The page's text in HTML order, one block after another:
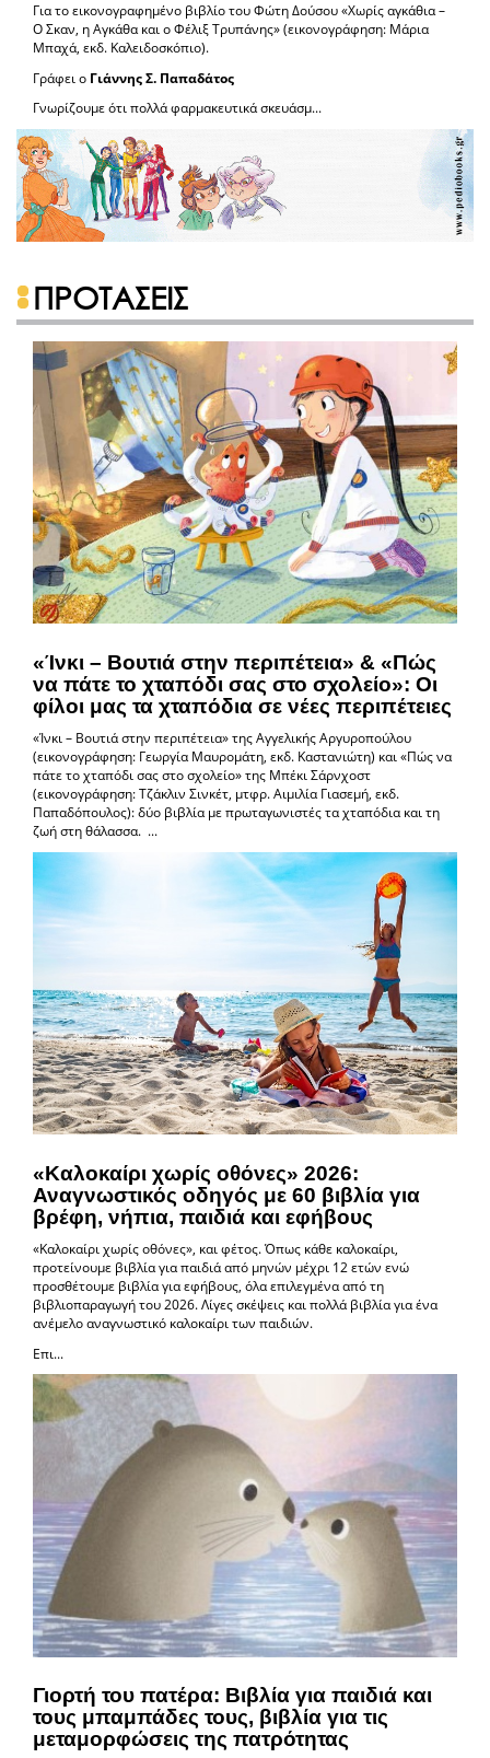
Για το εικονογραφημένο βιβλίο του Φώτη Δούσου «Χωρίς αγκάθια –
Ο Σκαν, η Αγκάθα και ο Φέλιξ Τρυπάνης» (εικονογράφηση: Μάρια
Μπαχά, εκδ. Καλειδοσκόπιο).
Γράφει ο Γιάννης Σ. Παπαδάτος
Γνωρίζουμε ότι πολλά φαρμακευτικά σκευάσμ...
ΠΡΟΤΑΣΕΙΣ
«Ίνκι – Βουτιά στην περιπέτεια» & «Πώς
να πάτε το χταπόδι σας στο σχολείο»: Οι
φίλοι μας τα χταπόδια σε νέες περιπέτειες
«Ίνκι – Βουτιά στην περιπέτεια» της Αγγελικής Αργυροπούλου
(εικονογράφηση: Γεωργία Μαυρομάτη, εκδ. Καστανιώτη) και «Πώς να
πάτε το χταπόδι σας στο σχολείο» της Μπέκι Σάρνχοστ
(εικονογράφηση: Τζάκλιν Σινκέτ, μτφρ. Αιμιλία Γιασεμή, εκδ.
Παπαδόπουλος): δύο βιβλία με πρωταγωνιστές τα χταπόδια και τη
ζωή στη θάλασσα. ...
«Καλοκαίρι χωρίς οθόνες» 2026:
Αναγνωστικός οδηγός με 60 βιβλία για
βρέφη, νήπια, παιδιά και εφήβους
«Καλοκαίρι χωρίς οθόνες», και φέτος. Όπως κάθε καλοκαίρι,
προτείνουμε βιβλία για παιδιά από μηνών μέχρι 12 ετών ενώ
προσθέτουμε βιβλία για εφήβους, όλα επιλεγμένα από τη
βιβλιοπαραγωγή του 2026. Λίγες σκέψεις και πολλά βιβλία για ένα
ανέμελο αναγνωστικό καλοκαίρι των παιδιών.
Επι...
Γιορτή του πατέρα: Βιβλία για παιδιά και
τους μπαμπάδες τους, βιβλία για τις
μεταμορφώσεις της πατρότητας